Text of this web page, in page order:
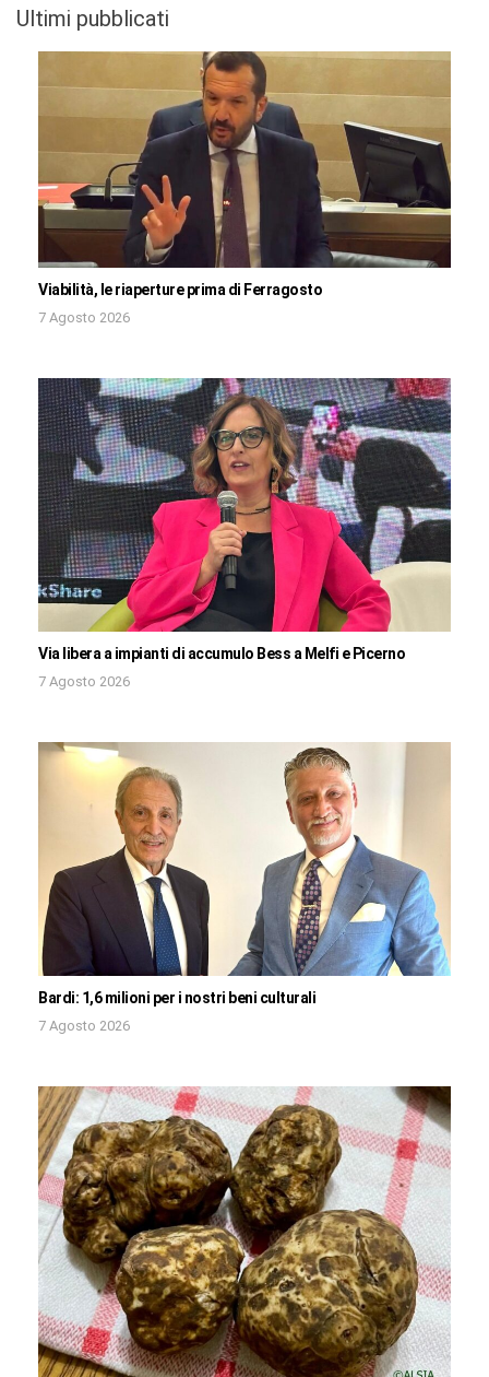
Ultimi pubblicati
Viabilità, le riaperture prima di Ferragosto
7 Agosto 2026
Via libera a impianti di accumulo Bess a Melfi e Picerno
7 Agosto 2026
Bardi: 1,6 milioni per i nostri beni culturali
7 Agosto 2026